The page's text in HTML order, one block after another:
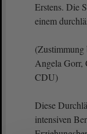
Erstens. Die
einem
Angela Gorr,
CDU)
Diese
intensiven